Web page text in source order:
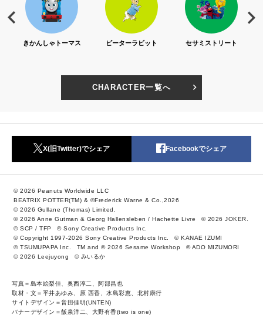
きかんしゃトーマス ピーターラビット セサミストリート
CHARACTER一覧へ
X(旧Twitter)でシェア Facebookでシェア
© 2026 Peanuts Worldwide LLC
BEATRIX POTTER(TM) & ©Frederick Warne & Co.,2026
© 2026 Gullane (Thomas) Limited.
© 2026 Anne Gutman & Georg Hallensleben / Hachette Livre
© 2026 JOKER.
© SCP / TFP
© Sony Creative Products Inc.
© Copyright 1997-2026 Sony Creative Products Inc.
© KANAE IZUMI
© TSUMUPAPA Inc.
TM and © 2026 Sesame Workshop
© ADO MIZUMORI
© 2026 Leejuyong
© みいるか
写真＝島本絵梨佳、奥西淳二、阿部昌也
取材・文＝平井あゆみ、原 西香、水島彩恵、北村康行
サイトデザイン＝音田佳明(UNTEN)
バナーデザイン＝飯泉洋二、大野有香(two is one)